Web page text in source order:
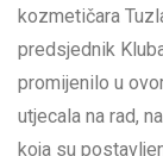
kozmetičara
predsjednik
promijenilo u
utjecala na rad,
koja su